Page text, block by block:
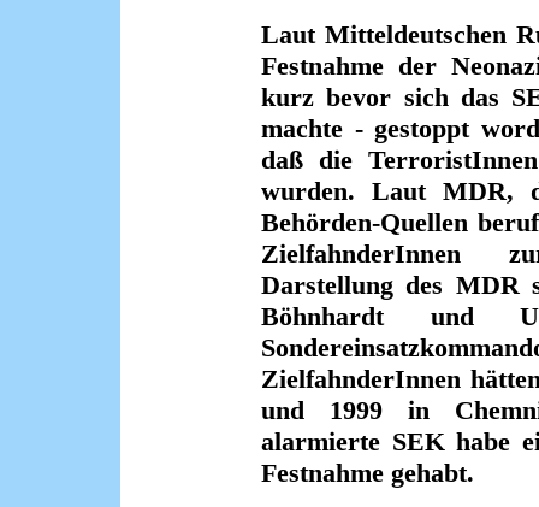
Laut Mitteldeutschen
Festnahme der
kurz bevor sich das
machte - gestoppt
daß die
wurden. Laut MDR,
Behörden-Quellen
ZielfahnderInnen
Darstellung des MDR
Böhnhardt und
ZielfahnderInnen
und 1999 in
alarmierte SEK habe
Festnahme gehabt.